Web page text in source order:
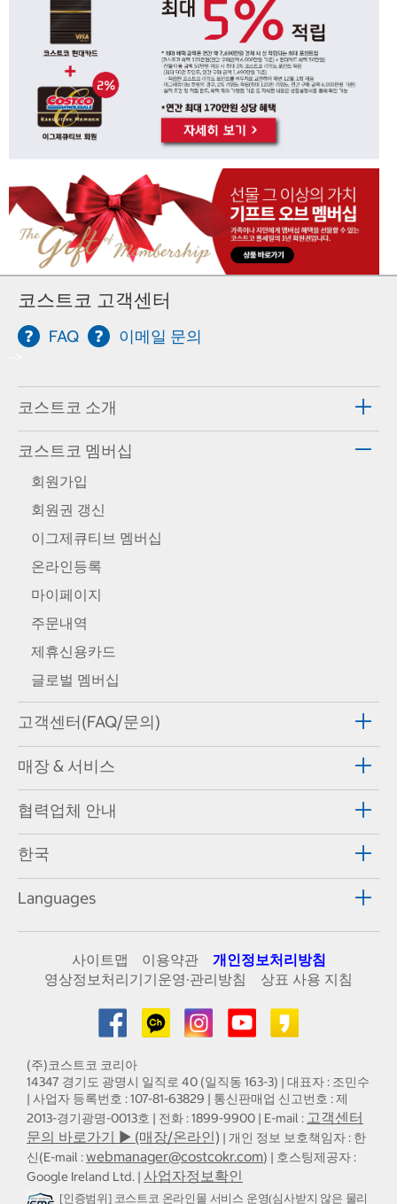
코스트코 고객센터
FAQ 이메일 문의
코스트코 소개
코스트코 멤버십
회원가입
회원권 갱신
이그제큐티브 멤버십
온라인등록
마이페이지
주문내역
제휴신용카드
글로벌 멤버십
고객센터(FAQ/문의)
매장 & 서비스
협력업체 안내
한국
Languages
사이트맵 이용약관
개인정보처리방침
영상정보처리기기운영·관리방침
상표 사용 지침
(주)코스트코 코리아
14347 경기도 광명시 일직로 40 (일직동 163-3) | 대표자 : 조민수
| 사업자 등록번호 : 107-81-63829 | 통신판매업 신고번호 : 제
2013-경기광명-0013호 | 전화 : 1899-9900 | E-mail : 고객센터
문의 바로가기 ▶ (매장/온라인) | 개인 정보 보호책임자 : 한
신(E-mail :webmanager@costcokr.com) | 호스팅제공자 :
Google Ireland Ltd. | 사업자정보확인
[인증범위] 코스트코 온라인몰 서비스 운영(심사받지 않은 물리